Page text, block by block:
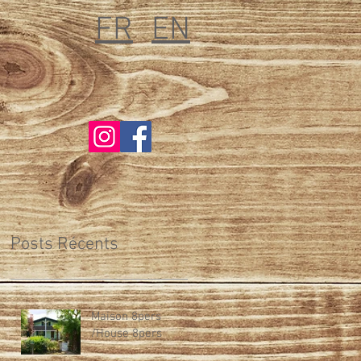
FR EN
Posts Récents
Maison 8pers
/House 8pers